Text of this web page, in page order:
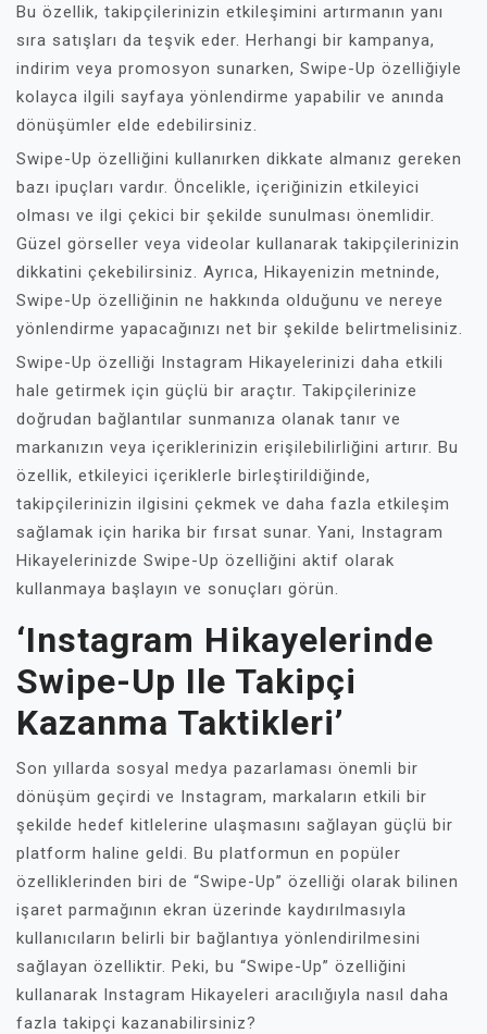
Bu özellik, takipçilerinizin etkileşimini artırmanın yanı
sıra satışları da teşvik eder. Herhangi bir kampanya,
indirim veya promosyon sunarken, Swipe-Up özelliğiyle
kolayca ilgili sayfaya yönlendirme yapabilir ve anında
dönüşümler elde edebilirsiniz.
Swipe-Up özelliğini kullanırken dikkate almanız gereken
bazı ipuçları vardır. Öncelikle, içeriğinizin etkileyici
olması ve ilgi çekici bir şekilde sunulması önemlidir.
Güzel görseller veya videolar kullanarak takipçilerinizin
dikkatini çekebilirsiniz. Ayrıca, Hikayenizin metninde,
Swipe-Up özelliğinin ne hakkında olduğunu ve nereye
yönlendirme yapacağınızı net bir şekilde belirtmelisiniz.
Swipe-Up özelliği Instagram Hikayelerinizi daha etkili
hale getirmek için güçlü bir araçtır. Takipçilerinize
doğrudan bağlantılar sunmanıza olanak tanır ve
markanızın veya içeriklerinizin erişilebilirliğini artırır. Bu
özellik, etkileyici içeriklerle birleştirildiğinde,
takipçilerinizin ilgisini çekmek ve daha fazla etkileşim
sağlamak için harika bir fırsat sunar. Yani, Instagram
Hikayelerinizde Swipe-Up özelliğini aktif olarak
kullanmaya başlayın ve sonuçları görün.
‘Instagram Hikayelerinde
Swipe-Up Ile Takipçi
Kazanma Taktikleri’
Son yıllarda sosyal medya pazarlaması önemli bir
dönüşüm geçirdi ve Instagram, markaların etkili bir
şekilde hedef kitlelerine ulaşmasını sağlayan güçlü bir
platform haline geldi. Bu platformun en popüler
özelliklerinden biri de “Swipe-Up” özelliği olarak bilinen
işaret parmağının ekran üzerinde kaydırılmasıyla
kullanıcıların belirli bir bağlantıya yönlendirilmesini
sağlayan özelliktir. Peki, bu “Swipe-Up” özelliğini
kullanarak Instagram Hikayeleri aracılığıyla nasıl daha
fazla takipçi kazanabilirsiniz?